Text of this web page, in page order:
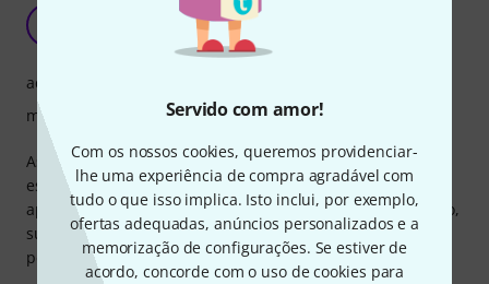
Servido com amor!
Com os nossos cookies, queremos providenciar-
lhe uma experiência de compra agradável com
tudo o que isso implica. Isto inclui, por exemplo,
ofertas adequadas, anúncios personalizados e a
memorização de configurações. Se estiver de
acordo, concorde com o uso de cookies para
Silvio H 28.07.2020
As proporções não estão exatamente certas (a curva em S
está muito grande), mas não é uma joia cara feita à mão,
apenas um broche. E eu acho que é um broche bem bonito,
surpreendentemente detalhado para o seu tamanho
pequeno. Eu gostei!
acabamento
material